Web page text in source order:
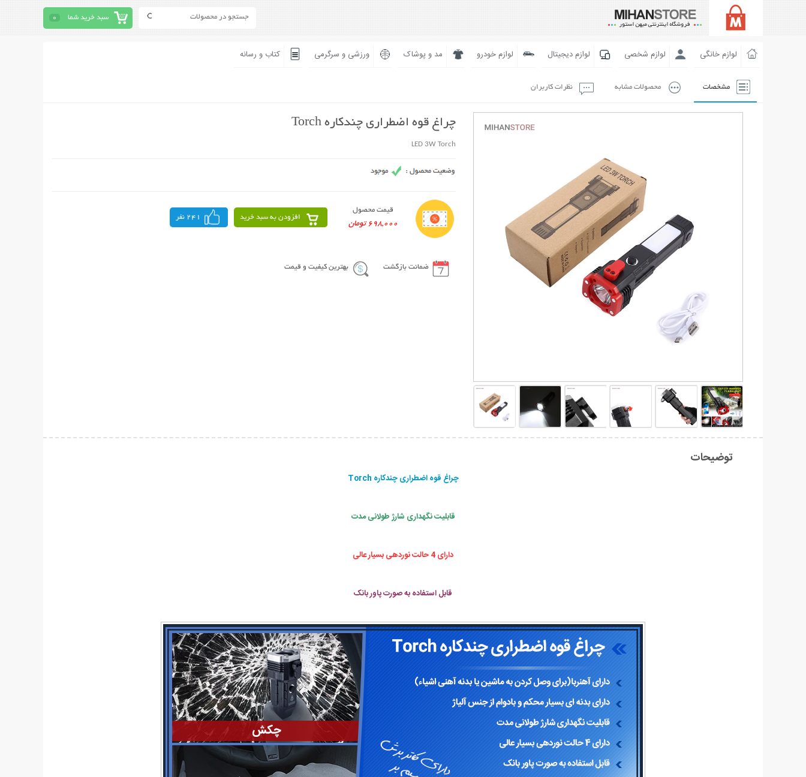
سبد خرید شما 0
لوازم خانگی لوازم شخصی لوازم دیجیتال لوازم خودرو مد و پوشاک ورزشی و سرگرمی کتاب و رسانه
مشخصات محصولات مشابه نظرات کاربران
چراغ قوه اضطراری چندکاره Torch
LED 3W Torch
قیمت محصول
698,000 تومان
افزودن به سبد خرید 241 نفر
ضمانت بازگشت بهترین کیفیت و قیمت
توضیحات
چراغ قوه اضطراری چندکاره Torch
قابلیت نگهداری شارژ طولانی مدت
دارای 4 حالت نوردهی بسیار عالی
قابل استفاده به صورت پاور بانک